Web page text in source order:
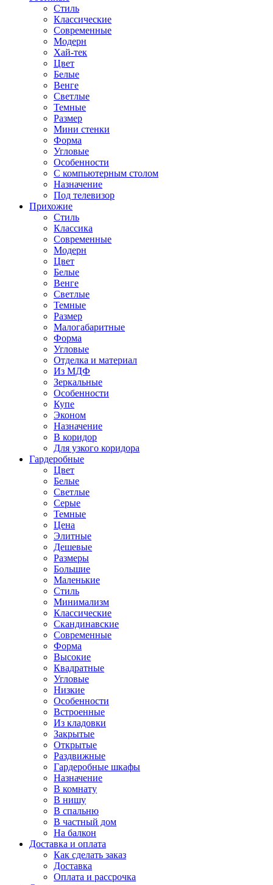
Стиль
Классические
Современные
Модерн
Хай-тек
Цвет
Белые
Венге
Светлые
Темные
Размер
Мини стенки
Форма
Угловые
Особенности
С компьютерным столом
Назначение
Под телевизор
Прихожие
Стиль
Классика
Современные
Модерн
Цвет
Белые
Венге
Светлые
Темные
Размер
Малогабаритные
Форма
Угловые
Отделка и материал
Из МДФ
Зеркальные
Особенности
Купе
Эконом
Назначение
В коридор
Для узкого коридора
Гардеробные
Цвет
Белые
Светлые
Серые
Темные
Цена
Элитные
Дешевые
Размеры
Большие
Маленькие
Стиль
Минимализм
Классические
Скандинавские
Современные
Форма
Высокие
Квадратные
Угловые
Низкие
Особенности
Встроенные
Из кладовки
Закрытые
Открытые
Раздвижные
Гардеробные шкафы
Назначение
В комнату
В нишу
В спальню
В частный дом
На балкон
Доставка и оплата
Как сделать заказ
Доставка
Оплата и рассрочка